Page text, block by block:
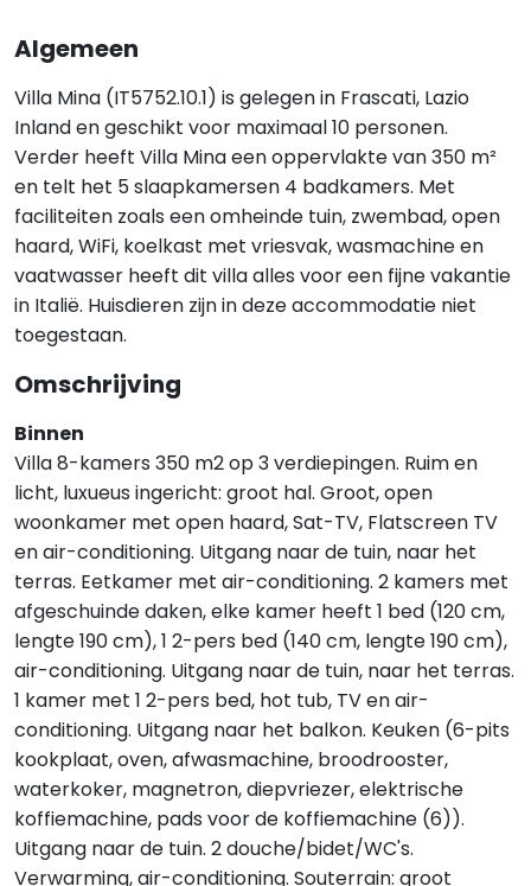
Algemeen
Villa Mina (IT5752.10.1) is gelegen in Frascati, Lazio
Inland en geschikt voor maximaal 10 personen.
Verder heeft Villa Mina een oppervlakte van 350 m²
en telt het 5 slaapkamersen 4 badkamers. Met
faciliteiten zoals een omheinde tuin, zwembad, open
haard, WiFi, koelkast met vriesvak, wasmachine en
vaatwasser heeft dit villa alles voor een fijne vakantie
in Italië. Huisdieren zijn in deze accommodatie niet
toegestaan.
Omschrijving
Binnen
Villa 8-kamers 350 m2 op 3 verdiepingen. Ruim en
licht, luxueus ingericht: groot hal. Groot, open
woonkamer met open haard, Sat-TV, Flatscreen TV
en air-conditioning. Uitgang naar de tuin, naar het
terras. Eetkamer met air-conditioning. 2 kamers met
afgeschuinde daken, elke kamer heeft 1 bed (120 cm,
lengte 190 cm), 1 2-pers bed (140 cm, lengte 190 cm),
air-conditioning. Uitgang naar de tuin, naar het terras.
1 kamer met 1 2-pers bed, hot tub, TV en air-
conditioning. Uitgang naar het balkon. Keuken (6-pits
kookplaat, oven, afwasmachine, broodrooster,
waterkoker, magnetron, diepvriezer, elektrische
koffiemachine, pads voor de koffiemachine (6)).
Uitgang naar de tuin. 2 douche/bidet/WC's.
Verwarming, air-conditioning. Souterrain: groot